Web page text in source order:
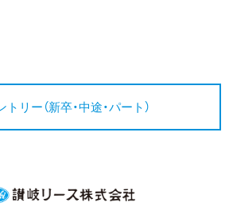
リー（新卒・中途・パート）